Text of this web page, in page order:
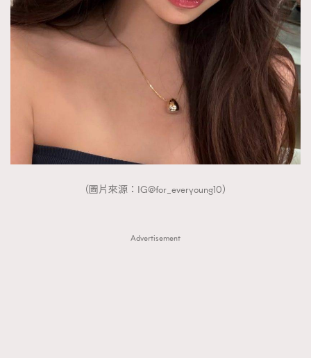
（圖片來源：IG@for_everyoung10）
Advertisement